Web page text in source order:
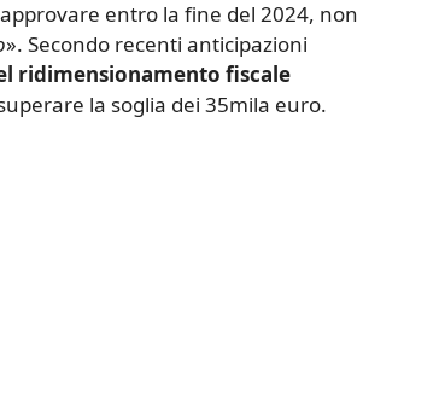
entro la fine del 2024, non
». Secondo recenti anticipazioni
ridimensionamento fiscale
la soglia dei 35mila euro.